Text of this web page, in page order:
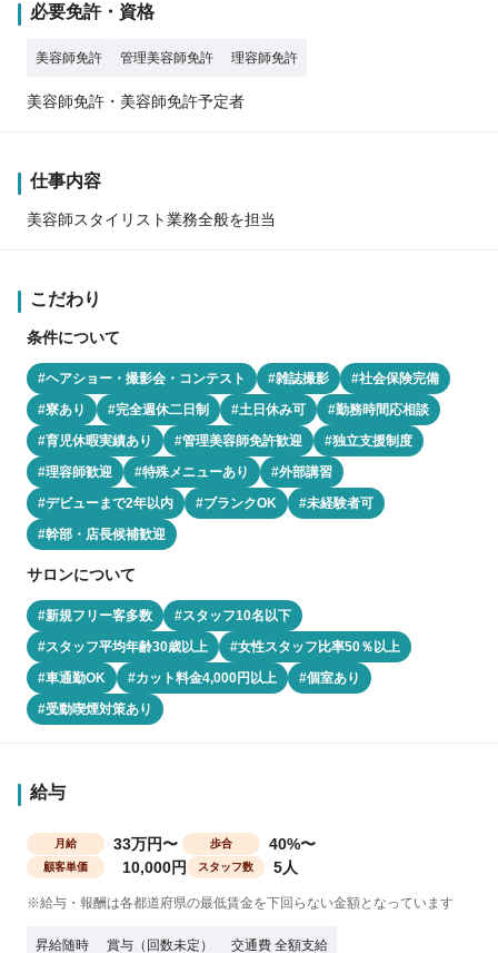
必要免許・資格
美容師免許 管理美容師免許 理容師免許
美容師免許・美容師免許予定者
仕事内容
美容師スタイリスト業務全般を担当
こだわり
条件について
#ヘアショー・撮影会・コンテスト #雑誌撮影
#社会保険完備
#寮あり
#完全週休二日制 #土日休み可
#勤務時間応相談
#育児休暇実績あり
#管理美容師免許歓迎
#独立支援制度
#理容師歓迎
#特殊メニューあり
#外部講習
#デビューまで2年以内
#ブランクOK
#未経験者可
#幹部・店長候補歓迎
サロンについて
#新規フリー客多数
#スタッフ10名以下
#スタッフ平均年齢30歳以上
#女性スタッフ比率50％以上
#車通勤OK
#カット料金4,000円以上
#個室あり
#受動喫煙対策あり
給与
月給 33万円〜 歩合 40%〜
顧客単価 10,000円 スタッフ数 5人
※給与・報酬は各都道府県の最低賃金を下回らない金額となっています
昇給随時 賞与（回数未定） 交通費 全額支給